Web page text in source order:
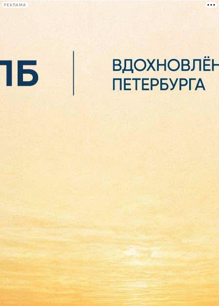
РЕКЛАМА
Сегодня:
16 июня 2023, пятница
У нового фильма «Бэтмен: Отважный и смелый»
официально появился режиссер
08:00:
Куда пойти 16 -18 июня: парусники в Кронштадте, джаз в
Гатчине и рок на Дворцовой
Архив предыдущих материалов